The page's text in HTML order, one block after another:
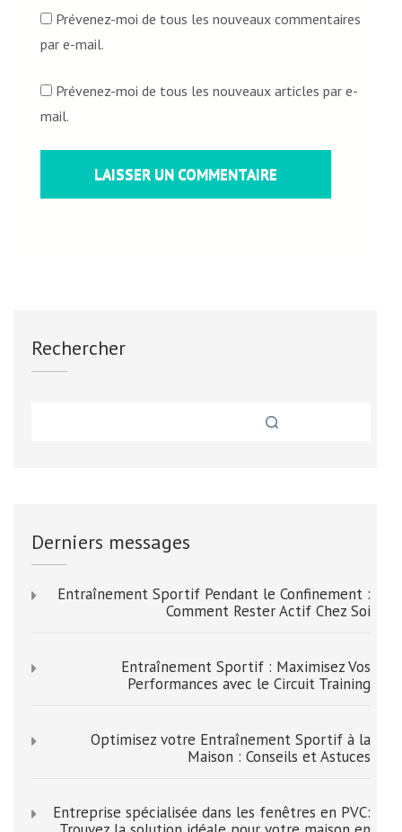
Prévenez-moi de tous les nouveaux commentaires
par e-mail.
Prévenez-moi de tous les nouveaux articles par e-
mail.
Rechercher
Derniers messages
Entraînement Sportif Pendant le Confinement :
Comment Rester Actif Chez Soi
Entraînement Sportif : Maximisez Vos
Performances avec le Circuit Training
Optimisez votre Entraînement Sportif à la
Maison : Conseils et Astuces
Entreprise spécialisée dans les fenêtres en PVC: